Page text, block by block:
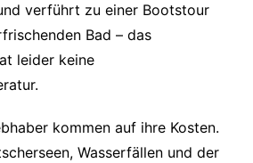
verführt zu einer Bootstour
Bad – das
leider keine
kommen auf ihre Kosten.
Wasserfällen und der